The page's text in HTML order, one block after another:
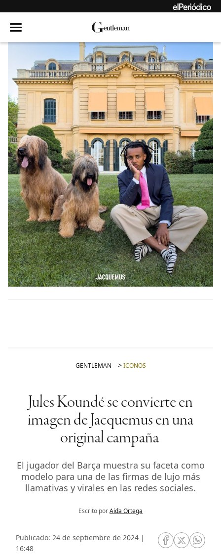
GENTLEMAN - ICONOS
Jules Koundé se convierte en
imagen de Jacquemus en una
original campaña
El jugador del Barça muestra su faceta como
modelo para una de las firmas de lujo más
llamativas y virales en las redes sociales.
Escrito porAida Ortega
Publicado: 24 de septiembre de 2024 |
16:48
RRSS Facebook
RRSSRRSS